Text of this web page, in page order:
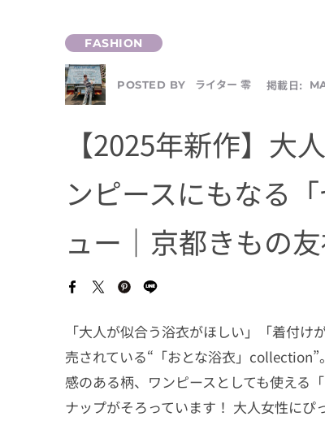
POSTED BY ライター 零 掲載日:
【2025年新作】大
ンピースにもなる
ュー｜京都きもの
「大人が似合う浴衣がほしい」「着付
売されている“「おとな浴衣」
感のある柄、ワンピースとしても使える
ナップがそろっています！ 大人女性に